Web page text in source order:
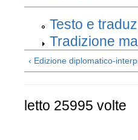
Testo e
Tradizione
‹ Edizione diplomatico-
letto 25995 volte